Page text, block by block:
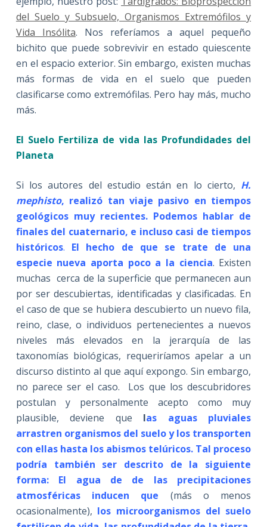
del Suelo y Subsuelo, Organismos Extremófilos y
Vida Insólita. Nos referíamos a aquel pequeño
bichito que puede sobrevivir en estado quiescente
en el espacio exterior. Sin embargo, existen muchas
más formas de vida en el suelo que pueden
clasificarse como extremófilas. Pero hay más, mucho
más.
El Suelo Fertiliza de vida las Profundidades del
Planeta
Si los autores del estudio están en lo cierto, H.
mephisto, realizó tan viaje pasivo en tiempos
geológicos muy recientes. Podemos hablar de
finales del cuaternario, e incluso casi de tiempos
históricos. El hecho de que se trate de una
especie nueva aporta poco a la ciencia. Existen
muchas cerca de la superficie que permanecen aun
por ser descubiertas, identificadas y clasificadas. En
el caso de que se hubiera descubierto un nuevo fila,
reino, clase, o individuos pertenecientes a nuevos
niveles más elevados en la jerarquía de las
taxonomías biológicas, requeriríamos apelar a un
discurso distinto al que aquí expongo. Sin embargo,
no parece ser el caso. Los que los descubridores
postulan y personalmente acepto como muy
plausible, deviene que las aguas pluviales
arrastren organismos del suelo y los transporten
con ellas hasta los abismos telúricos. Tal proceso
podría también ser descrito de la siguiente
forma: El agua de de las precipitaciones
atmosféricas inducen que (más o menos
ocasionalmente), los microorganismos del suelo